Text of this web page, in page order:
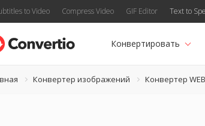
to Video Compress Video GIF Editor Text to
Конвертировать
Конвертер изображений Конвертер